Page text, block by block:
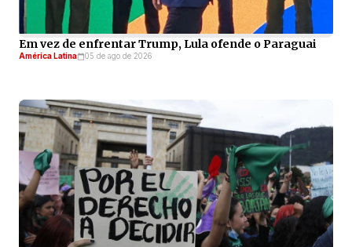
Em vez de enfrentar Trump, Lula ofende o Paraguai
América Latina 05 de ago de 2026